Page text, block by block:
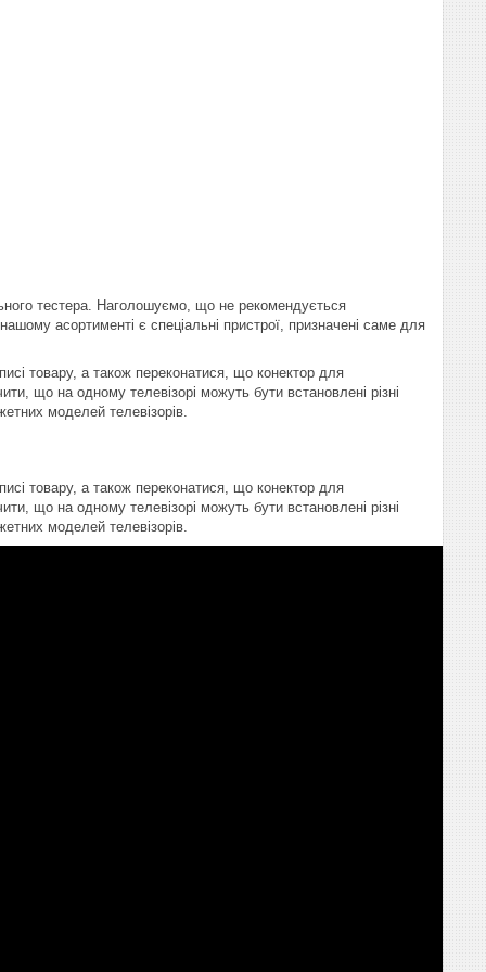
тестера. Наголошуємо, що не рекомендується
асортименті є спеціальні пристрої, призначені саме для
товару, а також переконатися, що конектор для
що на одному телевізорі можуть бути встановлені різні
моделей телевізорів.
товару, а також переконатися, що конектор для
що на одному телевізорі можуть бути встановлені різні
моделей телевізорів.